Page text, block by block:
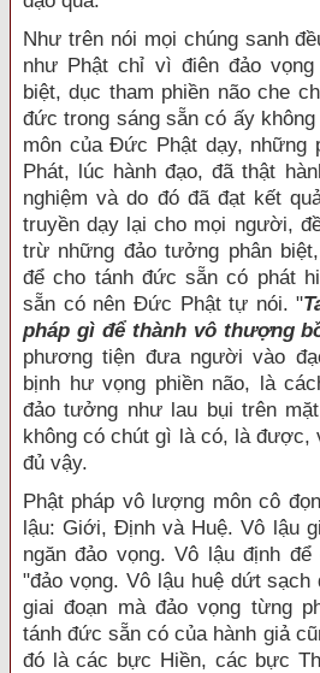
Như trên nói mọi chúng sanh
như Phật chỉ vì điên đảo
biệt, dục tham phiền não che
đức trong sáng sẵn có ấy
môn của Đức Phật dạy, những
Phát, lúc hành đạo, đã thật
nghiệm và do đó đã đạt kết
truyền dạy lại cho mọi người,
trừ những đảo tưởng phân
để cho tánh đức sẵn có phát
sẵn có nên Đức Phật tự nói. "
pháp gì để thành vô thượng
phương tiện đưa người vào
bịnh hư vọng phiền não, là
đảo tưởng như lau bụi trên
không có chút gì là có, là được,
đủ vậy.
Phật pháp vô lượng môn cô
lậu: Giới, Định và Huệ. Vô lậu
ngăn đảo vọng. Vô lậu định
"đảo vọng. Vô lậu huệ dứt sạch
giai đoạn mà đảo vọng từng
tánh đức sẵn có của hành giả
đó là các bực Hiền, các bực